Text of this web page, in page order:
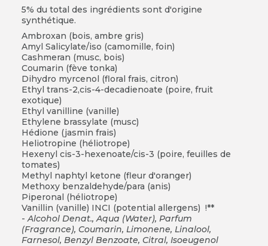
5% du total des ingrédients sont d'origine
synthétique.
Ambroxan (bois, ambre gris)
Amyl Salicylate/iso (camomille, foin)
Cashmeran (musc, bois)
Coumarin (fève tonka)
Dihydro myrcenol (floral frais, citron)
Ethyl trans-2,cis-4-decadienoate (poire, fruit
exotique)
Ethyl vanilline (vanille)
Ethylene brassylate (musc)
Hédione (jasmin frais)
Heliotropine (héliotrope)
Hexenyl cis-3-hexenoate/cis-3 (poire, feuilles de
tomates)
Methyl naphtyl ketone (fleur d'oranger)
Methoxy benzaldehyde/para (anis)
Piperonal (héliotrope)
Vanillin (vanille) INCI (potential allergens) !**
-Alcohol Denat., Aqua (Water), Parfum
(Fragrance), Coumarin, Limonene, Linalool,
Farnesol, Benzyl Benzoate, Citral, Isoeugenol